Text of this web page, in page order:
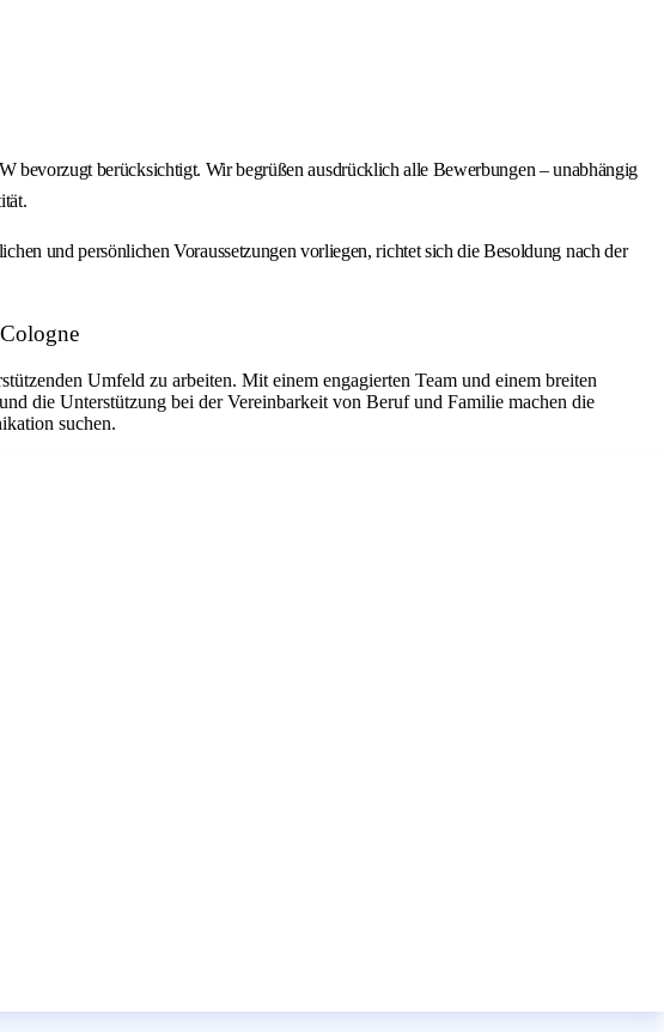
berücksichtigt. Wir begrüßen ausdrücklich alle Bewerbungen – unabhängig
und persönlichen Voraussetzungen vorliegen, richtet sich die Besoldung nach der
Umfeld zu arbeiten. Mit einem engagierten Team und einem breiten
die Unterstützung bei der Vereinbarkeit von Beruf und Familie machen die
suchen.